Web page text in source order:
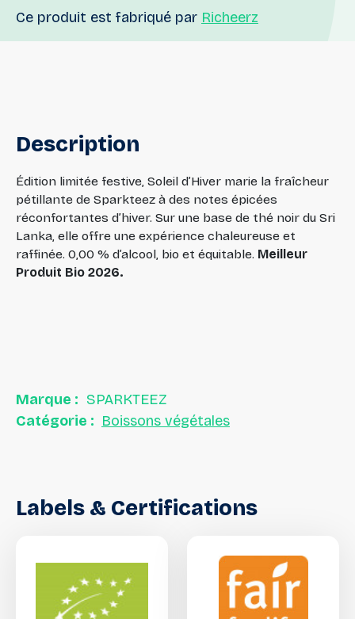
Ce produit est fabriqué par Richeerz
Description
Édition limitée festive, Soleil d’Hiver marie la fraîcheur
pétillante de Sparkteez à des notes épicées
réconfortantes d’hiver. Sur une base de thé noir du Sri
Lanka, elle offre une expérience chaleureuse et
raffinée. 0,00 % d’alcool, bio et équitable. Meilleur
Produit Bio 2026.
Marque : SPARKTEEZ
Catégorie : Boissons végétales
Labels & Certifications